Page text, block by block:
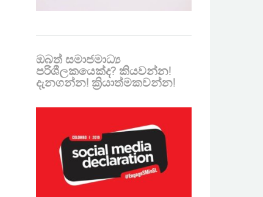
ඔබත් සමාජමාධ්‍ය
පරිශීලකයෙක්ද? කියවන්න!
දැනගන්න! ක්‍රියාත්මකවන්න!